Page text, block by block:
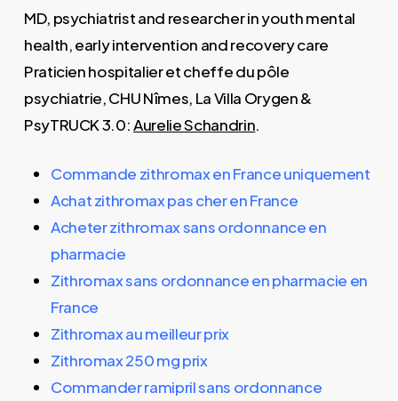
MD, psychiatrist and researcher in youth mental
health, early intervention and recovery care
Praticien hospitalier et cheffe du pôle
psychiatrie, CHU Nîmes, La Villa Orygen &
PsyTRUCK 3.0:Aurelie Schandrin.
Commande zithromax en France uniquement
Achat zithromax pas cher en France
Acheter zithromax sans ordonnance en
pharmacie
Zithromax sans ordonnance en pharmacie en
France
Zithromax au meilleur prix
Zithromax 250 mg prix
Commander ramipril sans ordonnance